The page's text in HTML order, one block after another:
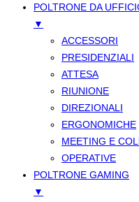
POLTRONE DA
▼
ACCESSORI
PRESIDENZIALI
ATTESA
RIUNIONE
DIREZIONALI
ERGONOMICHE
MEETING E
OPERATIVE
POLTRONE GAMING
▼